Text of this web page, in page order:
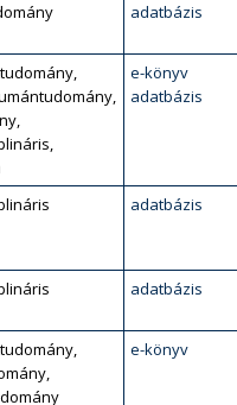
adatbázis
e-könyv
adatbázis
adatbázis
adatbázis
e-könyv